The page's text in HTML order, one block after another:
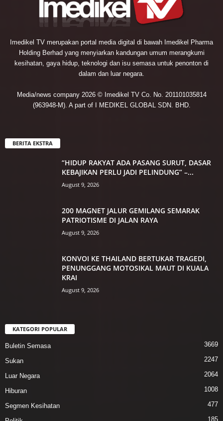
Imedikel TV merupakan portal media digital di bawah Imedikel Pharma
Holding Berhad yang menyiarkan kandungan umum merangkumi
kesihatan, gaya hidup, teknologi dan isu semasa untuk penonton di
dalam dan luar negara.
Media/news company 2026 © Imedikel TV Co. No. 201101035814
(963948-M). A part of I MEDIKEL GLOBAL SDN. BHD.
BERITA EKSTRA
“HIDUP RAKYAT ADA PASANG SURUT, DASAR
KEBAJIKAN PERLU JADI PELINDUNG” –...
August 9, 2026
200 MAGNET JALUR GEMILANG SEMARAK
PATRIOTISME DI JALAN RAYA
August 9, 2026
KONVOI KE THAILAND BERTUKAR TRAGEDI,
PENUNGGANG MOTOSIKAL MAUT DI KUALA
KRAI
August 9, 2026
KATEGORI POPULAR
Buletin Semasa 3669
Sukan 2247
Luar Negara 2064
Hiburan 1008
Segmen Kesihatan 477
185